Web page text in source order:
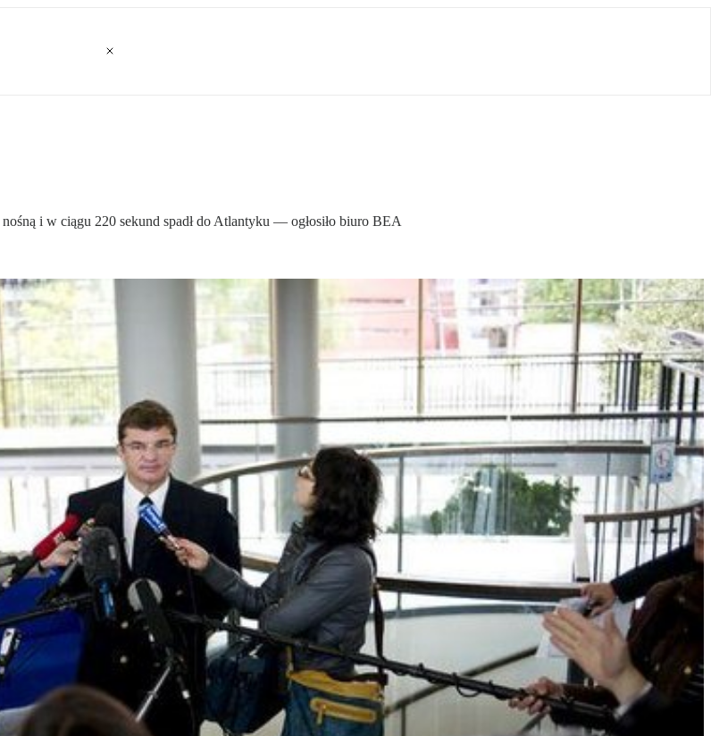
i w ciągu 220 sekund spadł do Atlantyku — ogłosiło biuro BEA